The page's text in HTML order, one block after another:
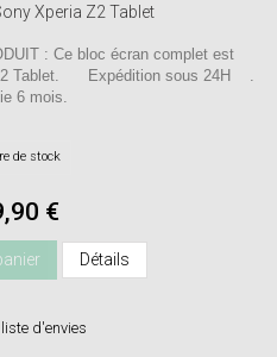
Xperia Z2 Tablet
: Ce bloc écran complet est
Tablet. Expédition sous 24H .
6 mois.
de stock
€
Détails
d'envies